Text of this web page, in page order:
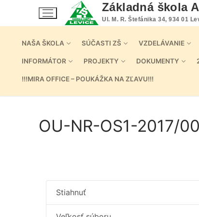
Základná škola
Ul. M. R. Štefánika 34, 934 01
NAŠA ŠKOLA SÚČASTI ZŠ VZDELÁVANIE
INFORMÁTOR PROJEKTY DOKUMENTY
!!!MIRA OFFICE – POUKÁŽKA NA ZĽAVU!!!
OU-NR-OS1-2017/
Stiahnuť